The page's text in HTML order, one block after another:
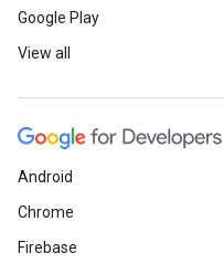
Google Play
View all
Android
Chrome
Firebase